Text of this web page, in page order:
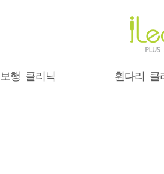
보행 클리닉 휜다리 클